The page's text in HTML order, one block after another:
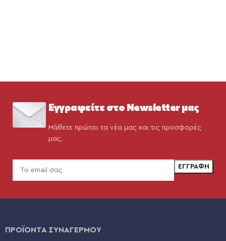
Εγγραφείτε στο Newsletter μας
Μάθετε πρώτοι τα νέα μας και τις προσφορές
μας.
ΠΡΟΪΟΝΤΑ ΣΥΝΑΓΕΡΜΟΥ